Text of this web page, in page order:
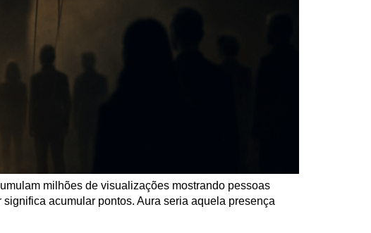
milhões de visualizações mostrando pessoas
acumular pontos. Aura seria aquela presença